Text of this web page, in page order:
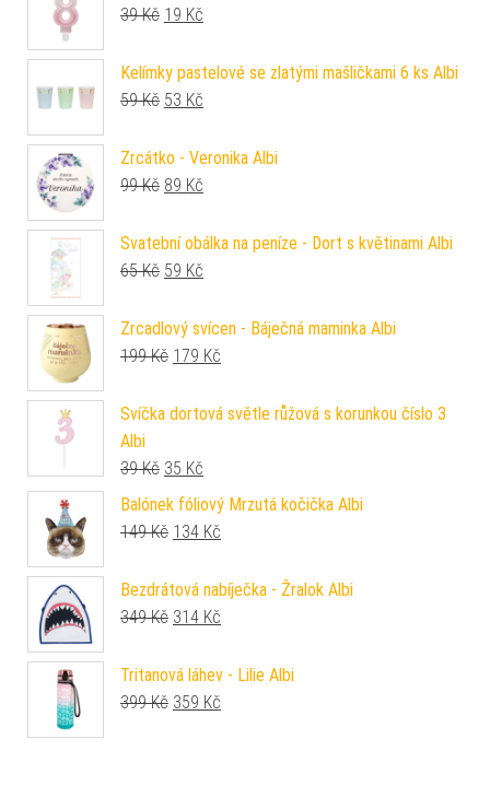
39Kč Původní cena byla: 39 Kč.
19 Kč
Kelímky pastelové se zlatými mašličkami 6 ks Albi
59Kč Původní cena byla: 59 Kč.
53 Kč
Zrcátko - Veronika Albi
99Kč Původní cena byla: 99 Kč.
89 Kč
Svatební obálka na peníze - Dort s květinami Albi
65Kč Původní cena byla: 65 Kč.
59 Kč
Zrcadlový svícen - Báječná maminka Albi
199Kč Původní cena byla: 199 Kč.
179 Kč
Svíčka dortová světle růžová s korunkou číslo 3
Albi
39Kč Původní cena byla: 39 Kč.
35 Kč
Balónek fóliový Mrzutá kočička Albi
149Kč Původní cena byla: 149 Kč.
134 Kč
Bezdrátová nabíječka - Žralok Albi
349Kč Původní cena byla: 349 Kč.
314 Kč
Tritanová láhev - Lilie Albi
399Kč Původní cena byla: 399 Kč.
359 Kč